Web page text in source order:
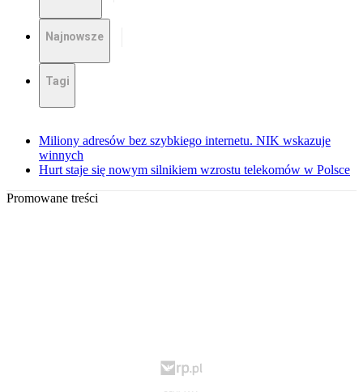
Najnowsze
Tagi
Miliony adresów bez szybkiego internetu. NIK wskazuje
winnych
Hurt staje się nowym silnikiem wzrostu telekomów w Polsce
Promowane treści